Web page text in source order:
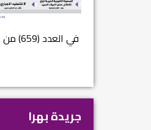
في العدد (659) من بهرا : انقضى عام النصر… م...
جريدة بهرا